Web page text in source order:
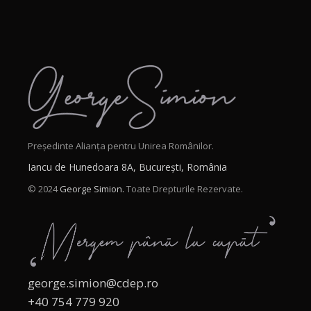
Președinte Alianța pentru Unirea Românilor.
Iancu de Hunedoara 8A, București, România
© 2024George Simion. Toate Drepturile Rezervate.
george.simion@cdep.ro
+40 754 779 920